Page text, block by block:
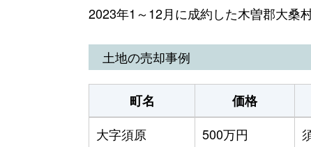
2023年1～12月に成約した木曽郡大桑
土地の売却事例
町名 価格
大字須原
500万円